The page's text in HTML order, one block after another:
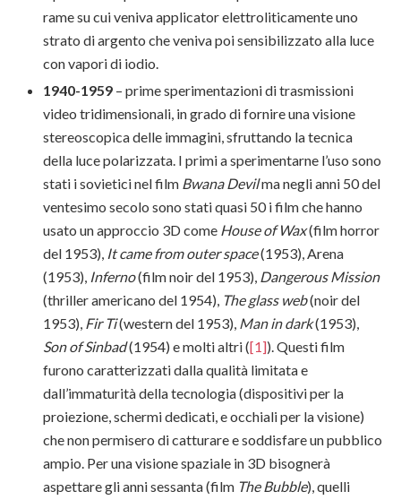
rame su cui veniva applicator elettroliticamente uno
strato di argento che veniva poi sensibilizzato alla luce
con vapori di iodio.
1940-1959 – prime sperimentazioni di trasmissioni
video tridimensionali, in grado di fornire una visione
stereoscopica delle immagini, sfruttando la tecnica
della luce polarizzata. I primi a sperimentarne l’uso sono
stati i sovietici nel film Bwana Devilma negli anni 50 del
ventesimo secolo sono stati quasi 50 i film che hanno
usato un approccio 3D come House of Wax(film horror
del 1953), It came from outer space(1953), Arena
(1953), Inferno(film noir del 1953), Dangerous Mission
(thriller americano del 1954), The glass web(noir del
1953), Fir Ti(western del 1953), Man in dark(1953),
Son of Sinbad(1954) e molti altri ([1]). Questi film
furono caratterizzati dalla qualità limitata e
dall’immaturità della tecnologia (dispositivi per la
proiezione, schermi dedicati, e occhiali per la visione)
che non permisero di catturare e soddisfare un pubblico
ampio. Per una visione spaziale in 3D bisognerà
aspettare gli anni sessanta (film The Bubble), quelli